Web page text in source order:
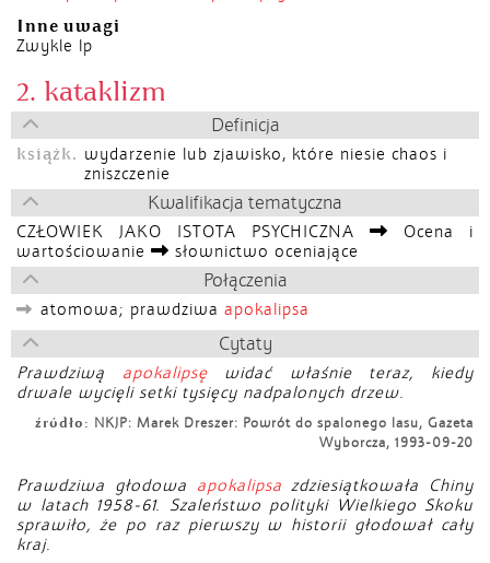
Inne uwagi
Zwykle lp
2. kataklizm
Definicja
książk. wydarzenie lub zjawisko, które niesie chaos i
zniszczenie
Kwalifikacja tematyczna
CZŁOWIEK JAKO ISTOTA PSYCHICZNA
Ocena i
wartościowanie
słownictwo oceniające
Połączenia
atomowa; prawdziwa apokalipsa
Cytaty
Prawdziwą apokalipsęwidać właśnie teraz, kiedy
drwale wycięli setki tysięcy nadpalonych drzew.
źródło: NKJP: Marek Dreszer: Powrót do spalonego lasu, Gazeta
Wyborcza, 1993-09-20
Prawdziwa głodowa apokalipsa zdziesiątkowała Chiny
w latach 1958-61. Szaleństwo polityki Wielkiego Skoku
sprawiło, że po raz pierwszy w historii głodował cały
kraj.